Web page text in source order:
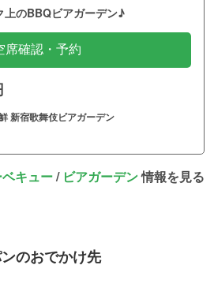
上のBBQビアガーデン♪
席確認・予約
新宿歌舞伎ビアガーデン
キュー/ ビアガーデン情報を見る
のおでかけ先